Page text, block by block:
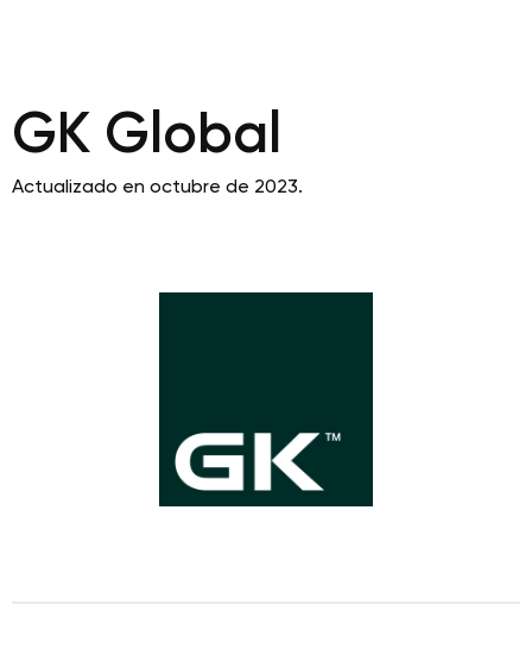
GK Global
Actualizado en octubre de 2023.